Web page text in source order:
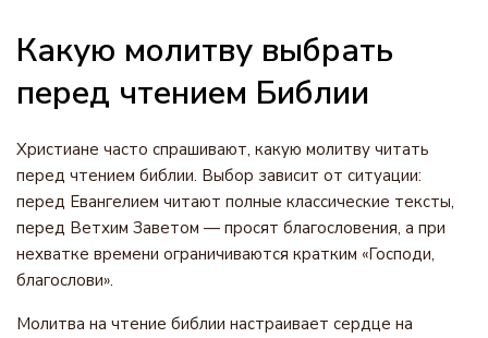
Какую молитву выбрать
перед чтением Библии
Христиане часто спрашивают, какую молитву читать
перед чтением библии. Выбор зависит от ситуации:
перед Евангелием читают полные классические тексты,
перед Ветхим Заветом — просят благословения, а при
нехватке времени ограничиваются кратким «Господи,
благослови».
Молитва на чтение библии настраивает сердце на